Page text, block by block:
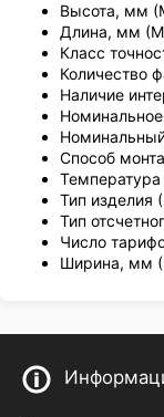
Высота, мм
Длина, мм
Класс
Количество
Наличие
Способ
Тип изделия
Тип
Число
Ширина, мм